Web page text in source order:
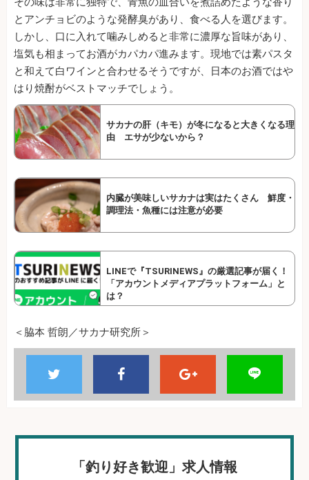
とアンチョビのような発酵臭があり、食べる人を選びます。
しかし、口に入れて噛みしめると非常に濃厚な旨味があり、
塩気も相まってお酒がカパカパ進みます。現地では素パスタ
と和えて白ワインと合わせるそうですが、日本のお酒ではや
はり焼酎がベストマッチでしょう。
サカナの肝（キモ）が冬になると大きくなる理
由 エサが少ないから？
内臓が美味しいサカナは実はたくさん 鮮度・
調理法・魚種には注意が必要
LINEで『TSURINEWS』の厳選記事が届く！
「アカウントメディアプラットフォーム」と
は？
＜脇本 哲朗／サカナ研究所＞
「釣り好き歓迎」求人情報